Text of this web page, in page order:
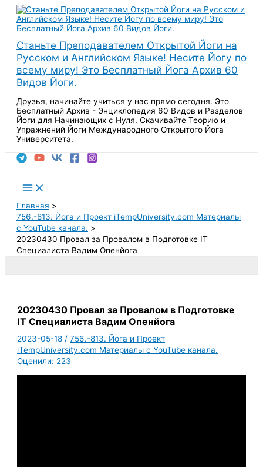
Перейти
содержимому
Станьте Преподавателем Открытой Йоги на
Русском и Английском Языке! Несите Йогу по
всему миру! Это Бесплатный Йога Архив 60
Видов Йоги.
Друзья, начинайте учиться у нас прямо сегодня. Это
Бесплатный Архив - Энциклопедия 60 Видов и Разделов
Йоги для Начинающих с Нуля. Скачивайте Теорию и
Упражнений Йоги Международного Открытого Йога
Университета.
Main
Menu
Главная
756.-813. Йога и Проект iTempUniversity.com Материалы
с YouTube канала.
20230430 Провал за Провалом в Подготовке IT
Специалиста Вадим Опенйога
20230430 Провал за Провалом в Подготовке
IT Специалиста Вадим Опенйога
2023-05-18/756.-813. Йога и Проект
iTempUniversity.com Материалы с YouTube канала.
Оценили: 223